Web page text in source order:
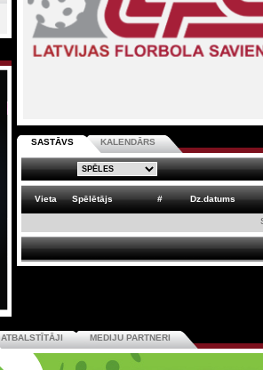
SASTĀVS KALENDĀRS
Vieta Spēlētājs # Dz.datums
ATBALSTĪTĀJI MEDIJU PARTNERI